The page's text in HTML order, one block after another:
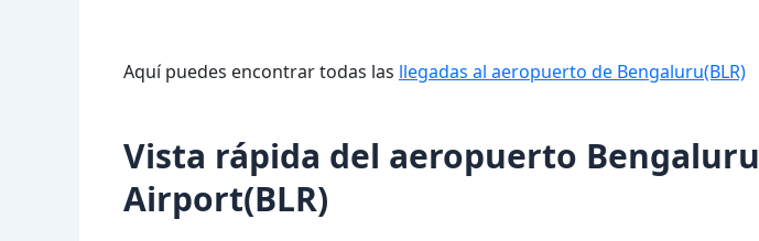
Aquí puedes encontrar todas las llegadas al aeropuerto de Bengaluru(BLR)
Vista rápida del aeropuerto Bengaluru
Airport(BLR)